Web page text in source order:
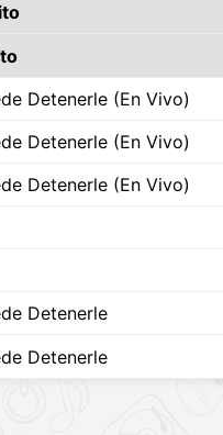
Detenerle (En Vivo)
Detenerle (En Vivo)
Detenerle (En Vivo)
Detenerle
Detenerle